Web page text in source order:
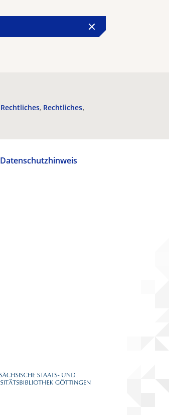
Rechtliches Rechtliches
Datenschutzhinweis